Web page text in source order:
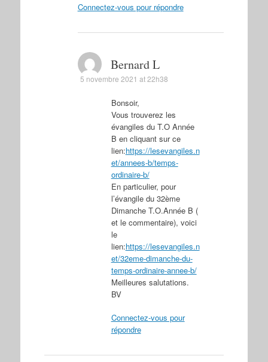
Connectez-vous pour répondre
Bernard L
5 novembre 2021 at 22h38
Bonsoir,
Vous trouverez les
évangiles du T.O Année
B en cliquant sur ce
lien:https://lesevangiles.n
et/annees-b/temps-
ordinaire-b/
En particulier, pour
l’évangile du 32ème
Dimanche T.O.Année B (
et le commentaire), voici
le
lien:https://lesevangiles.n
et/32eme-dimanche-du-
temps-ordinaire-annee-b/
Meilleures salutations.
BV
Connectez-vous pour
répondre